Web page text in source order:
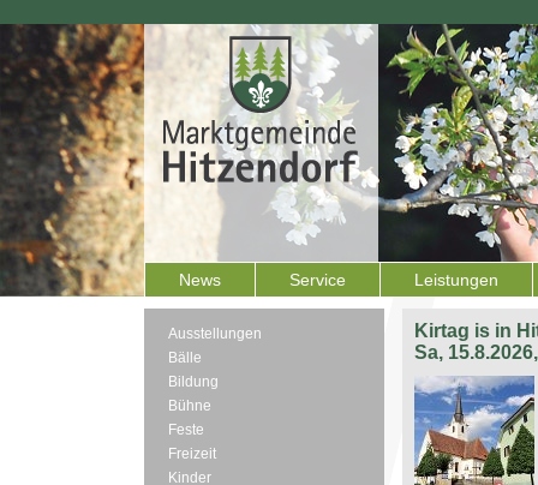
News Service Leistungen
Ausstellungen
Bälle
Bildung
Bühne
Feste
Freizeit
Kinder
Kirtag is in
Sa,